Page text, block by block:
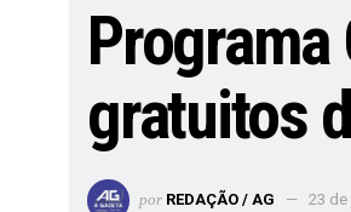
gratuitos
por REDAÇÃO / AG 23 de